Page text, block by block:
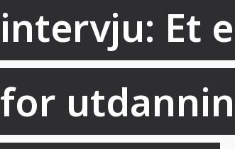
intervju: Et
for